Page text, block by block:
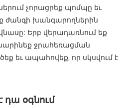
չորացրեք պոմպը եւ
ժանգի խանգարողներին
Երբ վերադառնում եք
ջրահեռացման
եւ ապահովեք, որ սկսվում է
դա օգնում